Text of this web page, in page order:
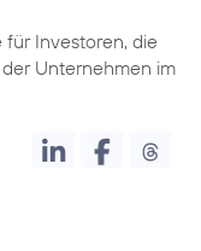
Investoren, die
Unternehmen im